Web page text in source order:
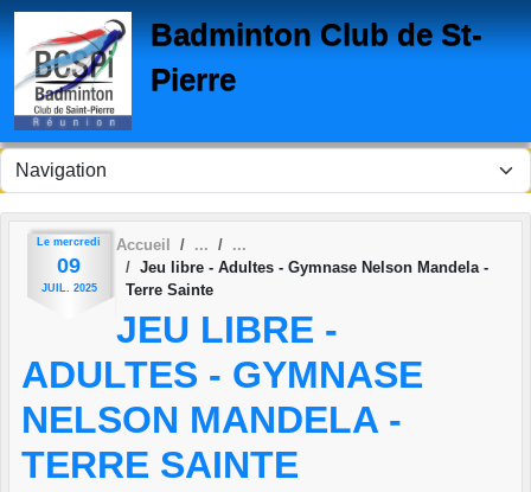
Badminton Club de St-
Pierre
Le mercredi
09
JUIL. 2025
Accueil
Jeu libre - Adultes - Gymnase Nelson Mandela -
Terre Sainte
JEU LIBRE -
ADULTES - GYMNASE
NELSON MANDELA -
TERRE SAINTE
Panneau de gestion des cookies